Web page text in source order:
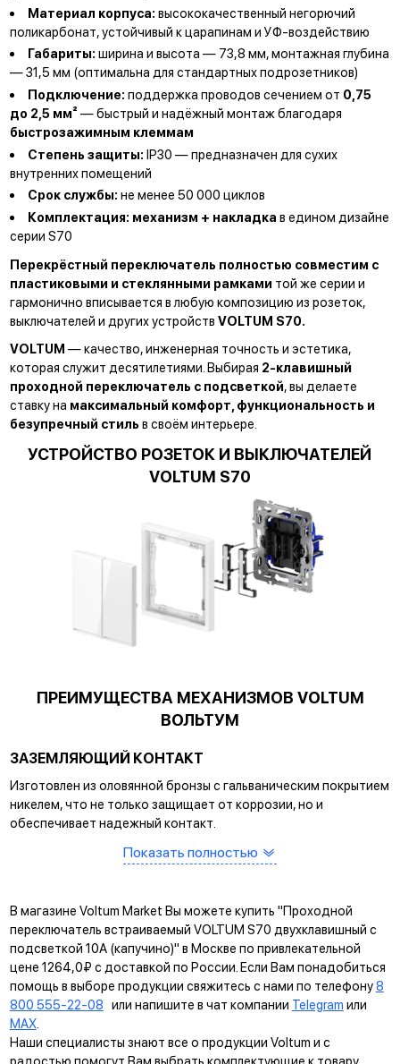
Материал корпуса: высококачественный негорючий
поликарбонат, устойчивый к царапинам и УФ-воздействию
Габариты: ширина и высота — 73,8 мм, монтажная глубина
— 31,5 мм (оптимальна для стандартных подрозетников)
Подключение: поддержка проводов сечением от 0,75
до 2,5 мм² — быстрый и надёжный монтаж благодаря
быстрозажимным клеммам
Степень защиты: IP30 — предназначен для сухих
внутренних помещений
Срок службы: не менее 50 000 циклов
Комплектация: механизм + накладка в едином дизайне
серии S70
Перекрёстный переключатель полностью совместим с
пластиковыми и стеклянными рамками той же серии и
гармонично вписывается в любую композицию из розеток,
выключателей и других устройств VOLTUM S70.
VOLTUM — качество, инженерная точность и эстетика,
которая служит десятилетиями. Выбирая 2-клавишный
проходной переключатель с подсветкой, вы делаете
ставку на максимальный комфорт, функциональность и
безупречный стиль в своём интерьере.
УСТРОЙСТВО РОЗЕТОК И ВЫКЛЮЧАТЕЛЕЙ
VOLTUM S70
ПРЕИМУЩЕСТВА МЕХАНИЗМОВ VOLTUM
ВОЛЬТУМ
ЗАЗЕМЛЯЮЩИЙ КОНТАКТ
Изготовлен из оловянной бронзы с гальваническим покрытием
никелем, что не только защищает от коррозии, но и
обеспечивает надежный контакт.
САМОЗАЖИМНЫЕ КЛЕММЫ
КРЕПЛЕНИЕ EASY CLICK
Обеспечивает быстрое и легкое соединение механизма с
рамкой. Восемь фиксаторов по периметру нивелируют
неровности стены и надежно удерживают конструкцию.
УНИВЕРСАЛЬНЫЙ МОНТАЖ
Суппорт поддерживает установку механизма в
Показать полностью
В магазине Voltum Market Вы можете купить "Проходной
переключатель встраиваемый VOLTUM S70 двухклавишный с
подсветкой 10А (капучино)" в Москве по привлекательной
цене 1264,0₽ с доставкой по России. Если Вам понадобиться
помощь в выборе продукции свяжитесь с нами по телефону8
800 555-22-08 или напишите в чат компании Telegram или
MAX.
Наши специалисты знают все о продукции Voltum и с